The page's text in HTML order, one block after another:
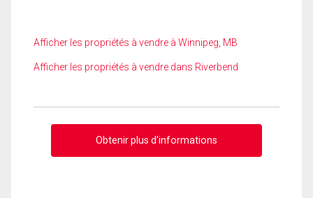
Afficher les propriétés à vendre à Winnipeg, MB
Afficher les propriétés à vendre dans Riverbend
Obtenir plus d'informations